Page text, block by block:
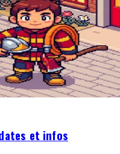
et infos